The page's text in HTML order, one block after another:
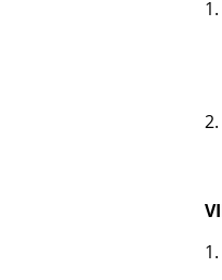
1.
2.
1.